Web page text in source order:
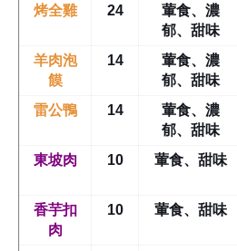
烤全雞 24
葷食、濃
郁、甜味
羊肉泡
饃
14
葷食、濃
郁、甜味
雷公鴨
14
葷食、濃
郁、甜味
東坡肉
10 葷食、甜味
香芋扣
肉
10 葷食、甜味